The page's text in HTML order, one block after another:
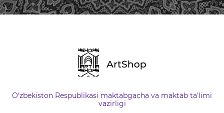
O‘zbekiston Respublikasi maktabgacha va maktab ta'limi
vazirligi